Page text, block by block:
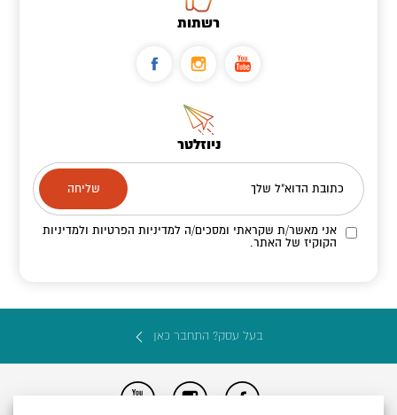
רשתות
ניוזלטר
כתובת הדוא"ל שלך
אני מאשר/ת שקראתי ומסכים/הלמדיניות הפרטיות ולמדיניות
הקוקיז של האתר.
בעל עסק? התחבר כאן